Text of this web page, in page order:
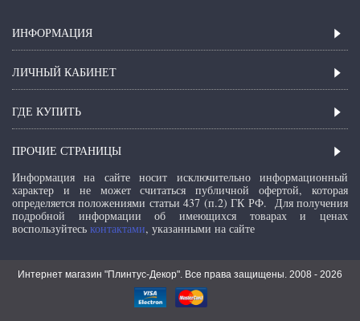
ИНФОРМАЦИЯ
ЛИЧНЫЙ КАБИНЕТ
ГДЕ КУПИТЬ
ПРОЧИЕ СТРАНИЦЫ
Информация на сайте носит исключительно информационный
характер и не может считаться публичной офертой, которая
определяется положениями статьи 437 (п.2) ГК РФ. Для получения
подробной информации об имеющихся товарах и ценах
воспользуйтесь контактами, указанными на сайте
Интернет магазин "Плинтус-Декор". Все права защищены. 2008 - 2026